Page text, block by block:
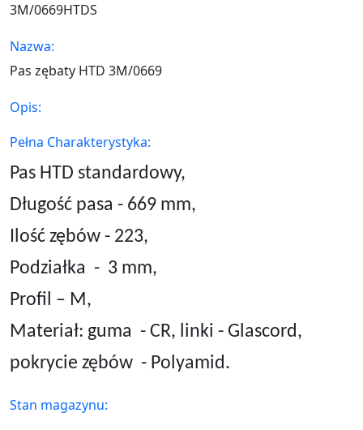
3M/0669HTDS
Nazwa:
Pas zębaty HTD 3M/0669
Opis:
Pełna Charakterystyka:
Pas HTD standardowy,
Długość pasa - 669 mm,
Ilość zębów - 223,
Podziałka - 3 mm,
Profil – M,
Materiał: guma - CR, linki - Glascord,
pokrycie zębów - Polyamid.
Stan magazynu: